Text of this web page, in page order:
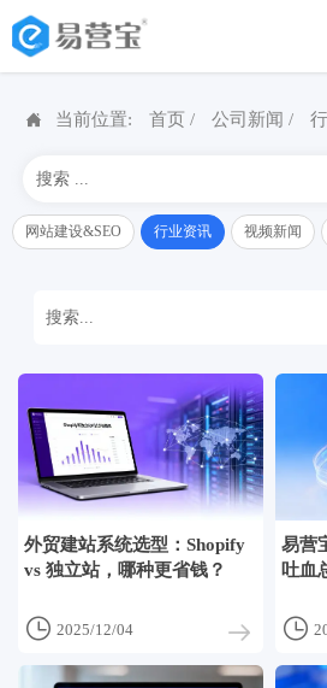
 当前位置: 首页 / 公司新闻 /
网站建设&SEO 行业资讯 视频新闻
外贸建站系统选型：Shopify
vs 独立站，哪种更省钱？
 2025/12/04
易营
吐血
